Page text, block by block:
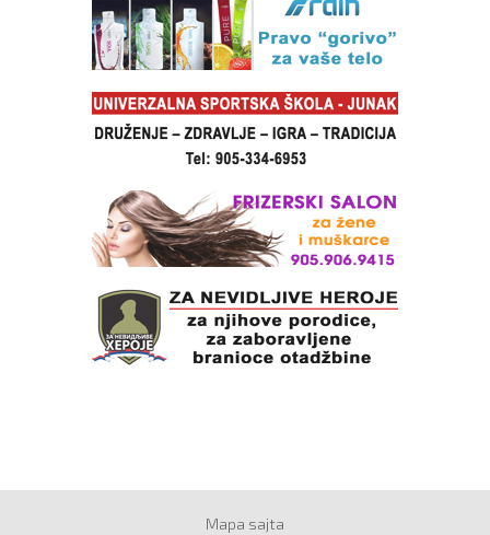
Mapa sajta